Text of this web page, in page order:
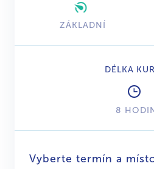
ZÁKLADNÍ
DÉLKA
8 HODIN
Vyberte termín a